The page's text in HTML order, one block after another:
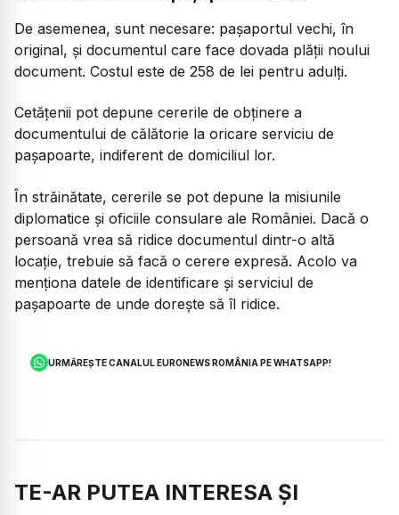
De asemenea, sunt necesare: pașaportul vechi, în
original, și documentul care face dovada plății noului
document. Costul este de 258 de lei pentru adulți.
Cetățenii pot depune cererile de obținere a
documentului de călătorie la oricare serviciu de
pașapoarte, indiferent de domiciliul lor.
În străinătate, cererile se pot depune la misiunile
diplomatice și oficiile consulare ale României. Dacă o
persoană vrea să ridice documentul dintr-o altă
locație, trebuie să facă o cerere expresă. Acolo va
menționa datele de identificare și serviciul de
pașapoarte de unde dorește să îl ridice.
URMĂREȘTE CANALUL EURONEWS ROMÂNIA PE WHATSAPP!
TE-AR PUTEA INTERESA ȘI